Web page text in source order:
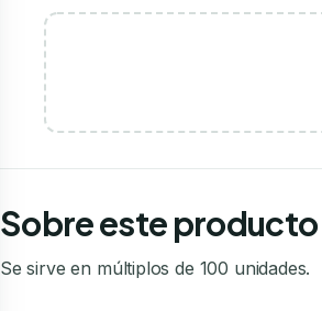
Sobre este producto
Se sirve en múltiplos de 100 unidades.